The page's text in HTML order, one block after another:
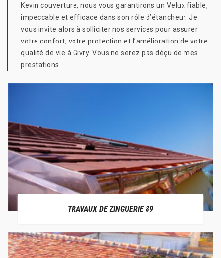
Kevin couverture, nous vous garantirons un Velux fiable,
impeccable et efficace dans son rôle d’étancheur. Je
vous invite alors à solliciter nos services pour assurer
votre confort, votre protection et l’amélioration de votre
qualité de vie à Givry. Vous ne serez pas déçu de mes
prestations.
TRAVAUX DE ZINGUERIE 89